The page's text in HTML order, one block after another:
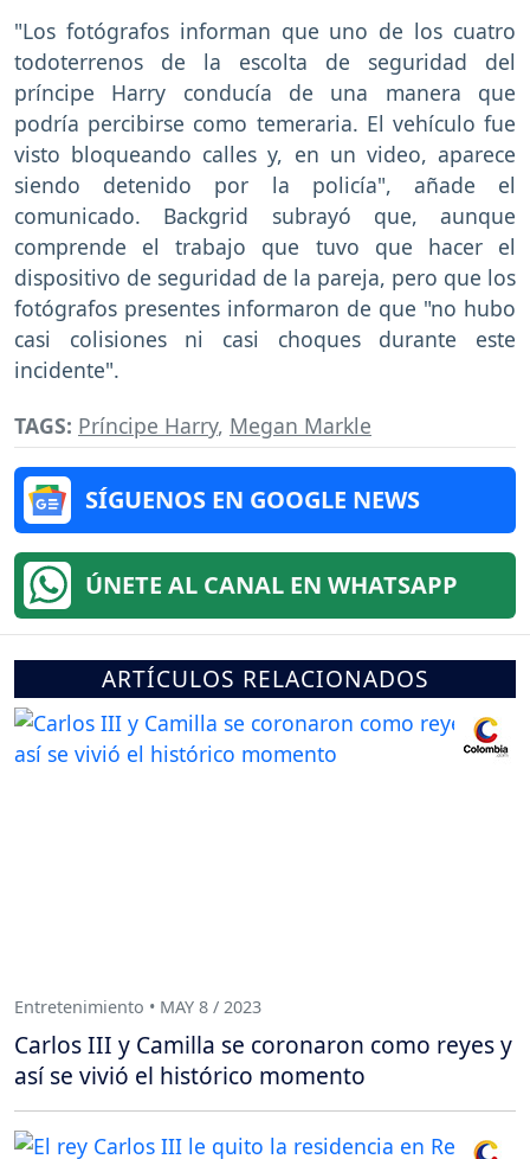
"Los fotógrafos informan que uno de los cuatro
todoterrenos de la escolta de seguridad del
príncipe Harry conducía de una manera que
podría percibirse como temeraria. El vehículo fue
visto bloqueando calles y, en un video, aparece
siendo detenido por la policía", añade el
comunicado. Backgrid subrayó que, aunque
comprende el trabajo que tuvo que hacer el
dispositivo de seguridad de la pareja, pero que los
fotógrafos presentes informaron de que "no hubo
casi colisiones ni casi choques durante este
incidente".
TAGS: Príncipe Harry, Megan Markle
SÍGUENOS EN GOOGLE NEWS
ÚNETE AL CANAL EN WHATSAPP
ARTÍCULOS RELACIONADOS
Entretenimiento • MAY 8 / 2023
Carlos III y Camilla se coronaron como reyes y
así se vivió el histórico momento